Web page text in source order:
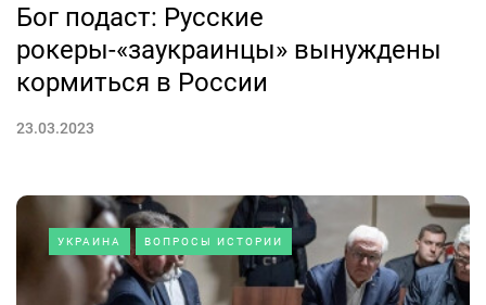
Бог подаст: Русские
рокеры-«заукраинцы» вынуждены
кормиться в России
23.03.2023
УКРАИНА ВОПРОСЫ ИСТОРИИ